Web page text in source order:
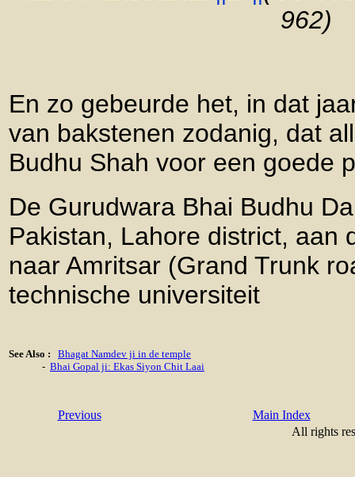
962)
En zo gebeurde het, in dat
van bakstenen zodanig, dat
Budhu Shah voor een goede
De Gurudwara Bhai Budhu
Pakistan, Lahore district, aan
naar Amritsar (Grand Trunk
technische universiteit
See Also :
Bhagat Namdev ji in de temple
- Bhai Gopal ji: Ekas Siyon Chit Laai
Previous
Main Index
All rights